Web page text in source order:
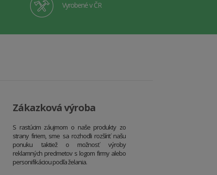
Vyrobené v ČR
Zákazková výroba
S rastúcim záujmom o naše produkty zo
strany firiem, sme sa rozhodli rozšíriť našu
ponuku taktiež o možnosť výroby
reklamných predmetov s logom firmy alebo
personifikáciou podľa želania.